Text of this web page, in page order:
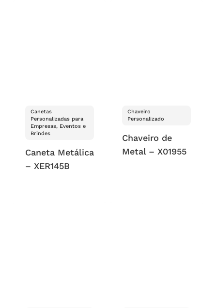
Canetas
Personalizadas para
Empresas, Eventos e
Brindes
Caneta Metálica
– XER145B
Chaveiro
Personalizado
Chaveiro de
Metal – X01955